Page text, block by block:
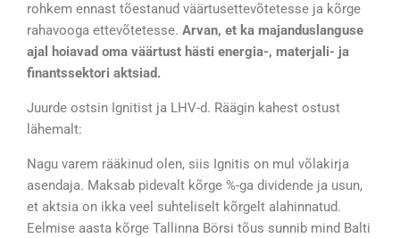
rohkem ennast tõestanud väärtusettevõtetesse ja kõrge
rahavooga ettevõtetesse. Arvan, et ka majanduslanguse
ajal hoiavad oma väärtust hästi energia-, materjali- ja
finantssektori aktsiad.
Juurde ostsin Ignitist ja LHV-d. Räägin kahest ostust
lähemalt:
Nagu varem rääkinud olen, siis Ignitis on mul võlakirja
asendaja. Maksab pidevalt kõrge %-ga dividende ja usun,
et aktsia on ikka veel suhteliselt kõrgelt alahinnatud.
Eelmise aasta kõrge Tallinna Börsi tõus sunnib mind Balti